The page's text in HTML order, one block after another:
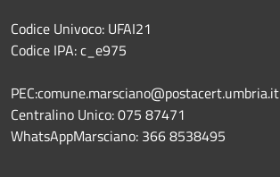
Codice Univoco: UFAI21
Codice IPA: c_e975
PEC:comune.marsciano@postacert.umbria.it
Centralino Unico: 075 87471
WhatsAppMarsciano: 366 8538495